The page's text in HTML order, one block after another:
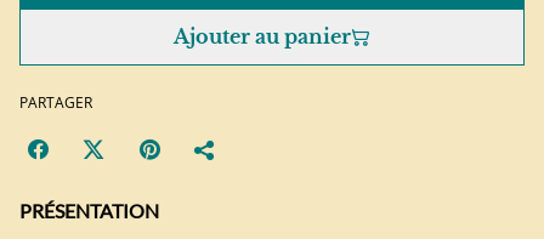
Ajouter au panier
PARTAGER
PRÉSENTATION